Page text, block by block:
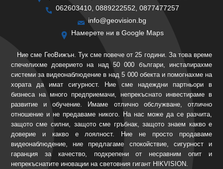
062603410, 0889222552, 0877477257
info@geovision.bg
Намерете ни в Google Maps
Ние сме ГеоВижън. Тук сме повече от 25 години. За това време
спечелихме доверието на над 50 000 българи, инсталирахме
системи за видеонаблюдение в над 5 000 обекта и помогнахме на
хората да имат сигурност. Ние сме надеждни партньори в
бизнеса на много предприемачи, непрекъснато инвестираме в
развитие и обучение. Имаме отлично обслужване, отлично
отношение и не предаваме никого. На нас може да се разчита,
защото сме силни, защото сме гръбнак, защото знаем какво е
доверие и какво е лоялност. Ние не просто продаваме
видеонаблюдение, ние предлагаме спокойствие, сигурност и
гаранция за качество, подкрепени от несравним опит и
непрекъснатите иновации на световния гигант HIKVISION.